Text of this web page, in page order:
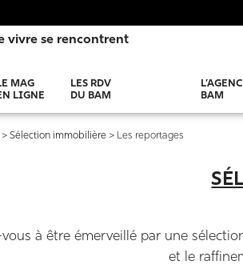
vivre se rencontrent
MAG
LIGNE
LES RDV
DU BAM
BAM
Sélection immobilière> Les reportages
vous à être émerveillé par une
et le